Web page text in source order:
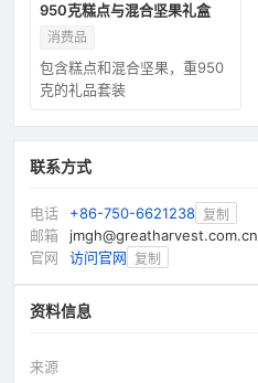
950克糕点与混合坚果礼盒
消费品
包含糕点和混合坚果，重950
克的礼品套装
联系方式
电话 +86-750-6621238 复制
邮箱 jmgh@greatharvest.com.cn
官网 访问官网 复制
资料信息
来源